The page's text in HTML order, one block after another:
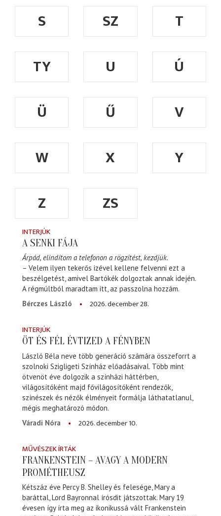
S SZ
T
TY
U
Ú
Ü
Ű
V
W
X
Y
Z
ZS
INTERJÚK
A SENKI FÁJA
Árpád, elindítom a telefonon a rögzítést, kezdjük.
– Velem ilyen tekerős izével kellene felvenni ezt a
beszélgetést, amivel Bartókék dolgoztak annak idején.
A régmúltból maradtam itt, az passzolna hozzám.
Bérczes László
2026. december 28.
INTERJÚK
ÖT ÉS FÉL ÉVTIZED A FÉNYBEN
László Béla neve több generáció számára összeforrt a
szolnoki Szigligeti Színház előadásaival. Több mint
ötvenöt éve dolgozik a színházi háttérben,
világosítóként majd fővilágosítóként rendezők,
színészek és nézők élményeit formálja láthatatlanul,
mégis meghatározó módon.
Váradi Nóra
2026. december 10.
MŰVÉSZEK ÍRTÁK
FRANKENSTEIN – AVAGY A MODERN
PROMÉTHEUSZ
Kétszáz éve Percy B. Shelley és felesége, Mary a
baráttal, Lord Bayronnal írósdit játszottak. Mary 19
évesen így írta meg az ikonikussá vált Frankenstein